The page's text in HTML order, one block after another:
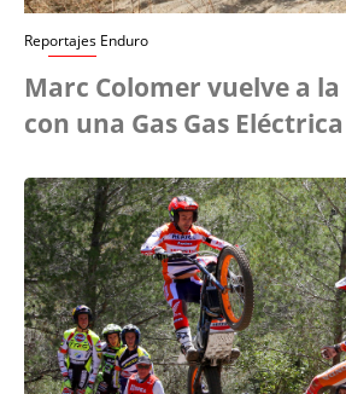
Reportajes Enduro
Marc Colomer vuelve a
con una Gas Gas Eléctrica